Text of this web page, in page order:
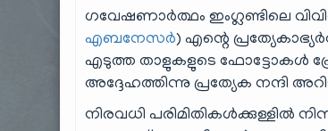
ഗവേഷണാർത്ഥം ഇംഗ്ലണ്ടിലെ
എബനേസർ) എന്റെ
എടുത്ത താളുകളുടെ ഫോട്ടോകൾ
അദ്ദേഹത്തിന്നു പ്രത്യേക നന്ദി
നിരവധി പരിമിതികൾക്കുള്ളിൽ